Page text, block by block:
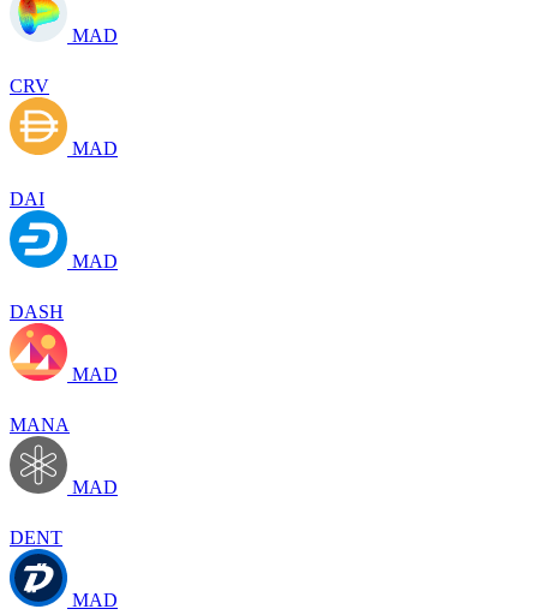
MAD
CRV
MAD
DAI
MAD
DASH
MAD
MANA
MAD
DENT
MAD